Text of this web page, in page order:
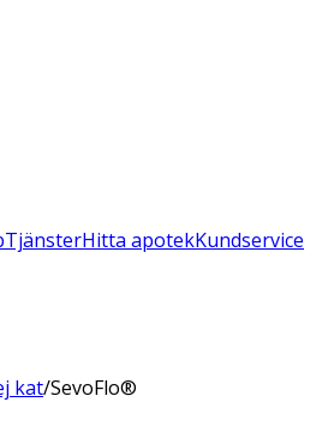
TjänsterHitta apotekKundservice
kat/SevoFlo®